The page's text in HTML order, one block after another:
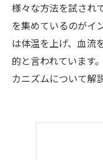
様々な方法を試され
を集めているのがイ
は体温を上げ、血流
的と言われています
カニズムについて解